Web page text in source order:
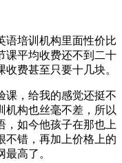
语培训机构里面性价比
课平均收费还不到二十
费甚至只要十几块。
课，给我的感觉还挺不
机构也丝毫不差，所以
，如今他孩子在那也上
不错，再加上价格上的
高了。